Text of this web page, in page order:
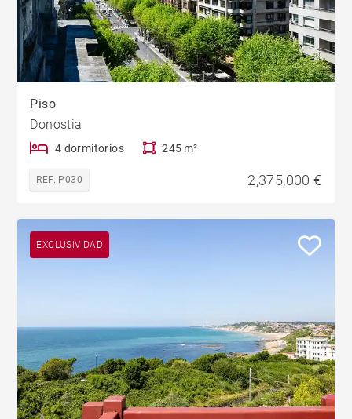
Piso
Donostia
4 dormitorios 245 m²
REF. P030 2,375,000 €
EXCLUSIVIDAD